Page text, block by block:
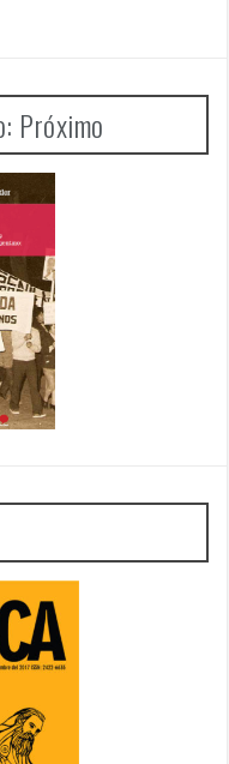
Próximo